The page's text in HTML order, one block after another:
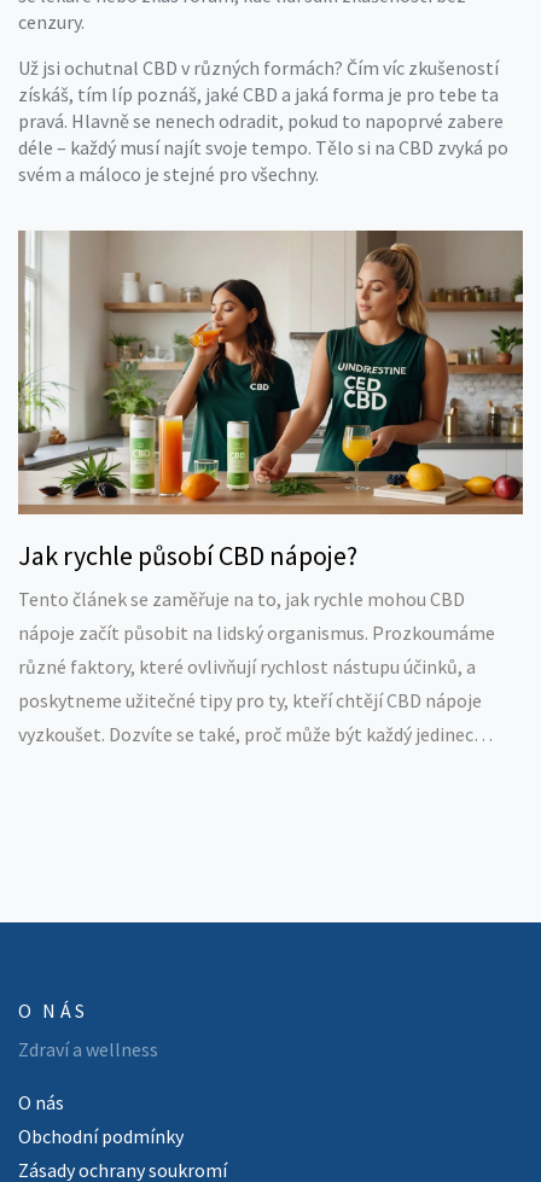
cenzury.
Už jsi ochutnal CBD v různých formách? Čím víc zkušeností
získáš, tím líp poznáš, jaké CBD a jaká forma je pro tebe ta
pravá. Hlavně se nenech odradit, pokud to napoprvé zabere
déle – každý musí najít svoje tempo. Tělo si na CBD zvyká po
svém a máloco je stejné pro všechny.
Jak rychle působí CBD nápoje?
Tento článek se zaměřuje na to, jak rychle mohou CBD
nápoje začít působit na lidský organismus. Prozkoumáme
různé faktory, které ovlivňují rychlost nástupu účinků, a
poskytneme užitečné tipy pro ty, kteří chtějí CBD nápoje
vyzkoušet. Dozvíte se také, proč může být každý jedinec
O NÁS
Zdraví a wellness
O nás
Obchodní podmínky
Zásady ochrany soukromí